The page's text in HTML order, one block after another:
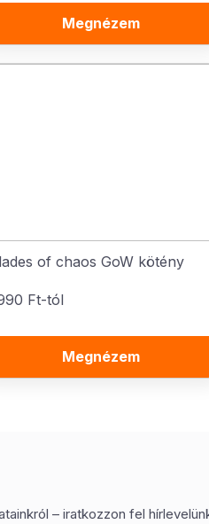
Megnézem
of chaos GoW kötény
Ft-tól
Megnézem
– iratkozzon fel